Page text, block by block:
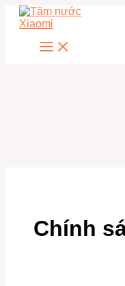
Nhảy
nội
Chính